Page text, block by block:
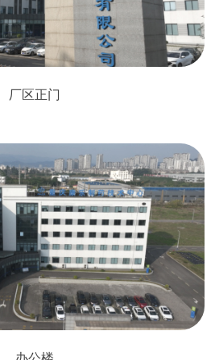
厂区正门